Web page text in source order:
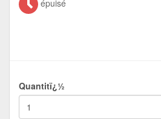
épuisé
Quantitï¿½